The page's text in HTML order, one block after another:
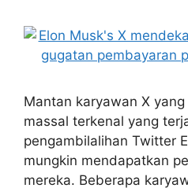
Mantan karyawan X
massal terkenal yang
pengambilalihan Twitter
mungkin mendapatkan
mereka. Beberapa